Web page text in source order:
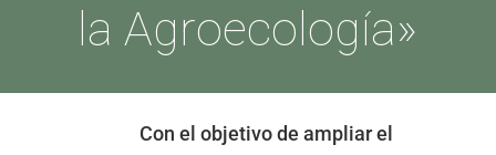
la Agroecología»
Con el objetivo de ampliar el